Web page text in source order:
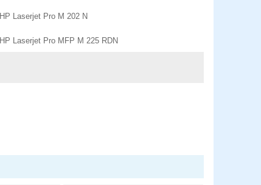
HP Laserjet Pro M 202 N
HP Laserjet Pro MFP M 225 RDN